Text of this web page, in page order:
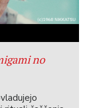
no